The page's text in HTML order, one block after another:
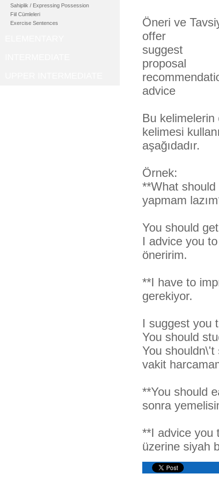
Sahiplik / Expressing Possession
Fiil Cümleleri
Exercise Sentences
Öneri ve
offer
suggest
proposal
advice
Bu kelimelerin
kelimesi
aşağıdadır.
Örnek:
**What
yapmam
You should
I advice you
öneririm.
**I have to
gerekiyor.
I suggest you
You should
You
vakit
**You should
sonra
**I advice you
üzerine siyah